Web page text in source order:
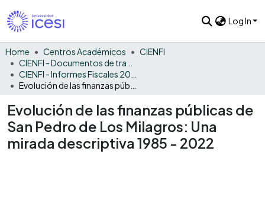
Log In
Home Centros Académicos
CIENFI
Evolución de las finanzas públicas de
San Pedro de Los Milagros: Una
mirada descriptiva 1985 - 2022